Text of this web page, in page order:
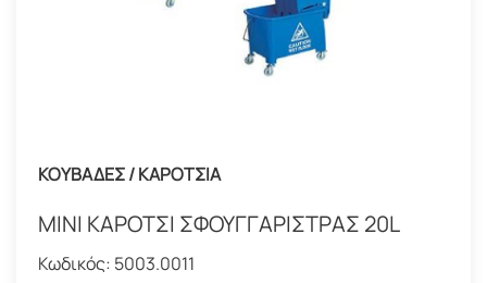
ΚΟΥΒΑΔΕΣ / ΚΑΡΟΤΣΙΑ
ΜΙΝΙ ΚΑΡΟΤΣΙ ΣΦΟΥΓΓΑΡΙΣΤΡΑΣ 20L
Κωδικός: 5003.0011